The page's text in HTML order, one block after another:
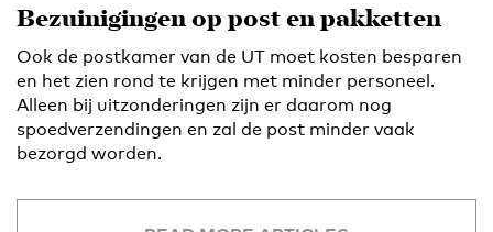
Bezuinigingen op post en pakketten
Ook de postkamer van de UT moet kosten besparen
en het zien rond te krijgen met minder personeel.
Alleen bij uitzonderingen zijn er daarom nog
spoedverzendingen en zal de post minder vaak
bezorgd worden.